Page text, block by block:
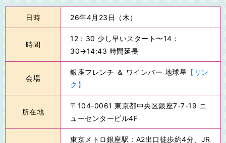
日時 26年4月23日（木）
時間
12：30 少し早いスタート〜14：
30→14:43 時間延長
会場
銀座フレンチ ＆ ワインバー 地球星 【リン
ク】
所在地
〒104-0061 東京都中央区銀座7-7-19 ニ
ューセンタービル4F
東京メトロ銀座駅：A2出口徒歩約4分、JR